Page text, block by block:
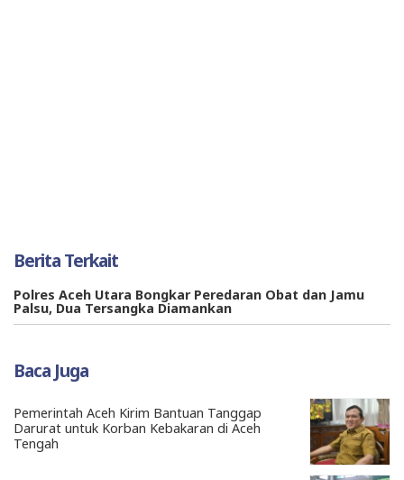
Berita Terkait
Polres Aceh Utara Bongkar Peredaran Obat dan Jamu
Palsu, Dua Tersangka Diamankan
Baca Juga
Pemerintah Aceh Kirim Bantuan Tanggap
Darurat untuk Korban Kebakaran di Aceh
Tengah